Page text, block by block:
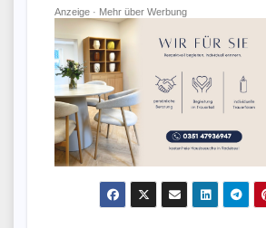
Anzeige · Mehr über Werbung